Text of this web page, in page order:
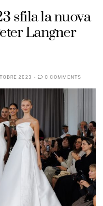
sfila la nuova
Langner
2023 0 COMMENTS